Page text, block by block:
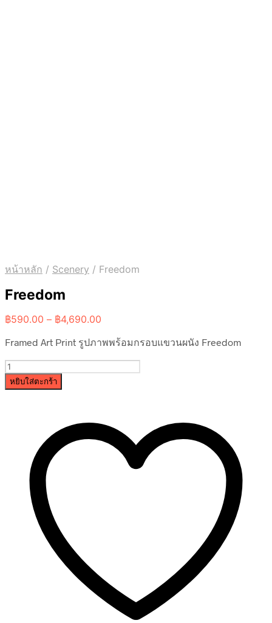
หน้าหลัก / Scenery / Freedom
Freedom
฿590.00 – ฿4,690.00
฿590.00
Framed Art Print รูปภาพพร้อมกรอบแขวนผนัง Freedom
จำนวน
Freedom
หยิบใส่ตะกร้า